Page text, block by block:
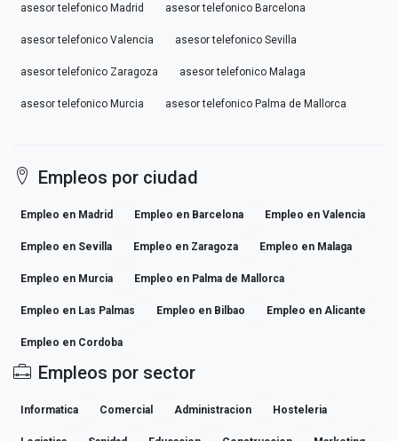
asesor telefonico Madrid asesor telefonico Barcelona
asesor telefonico Valencia asesor telefonico Sevilla
asesor telefonico Zaragoza asesor telefonico Malaga
asesor telefonico Murcia asesor telefonico Palma de Mallorca
Empleos por ciudad
Empleo en Madrid Empleo en Barcelona Empleo en Valencia
Empleo en Sevilla Empleo en Zaragoza Empleo en Malaga
Empleo en Murcia Empleo en Palma de Mallorca
Empleo en Las Palmas Empleo en Bilbao Empleo en Alicante
Empleo en Cordoba
Empleos por sector
Informatica Comercial Administracion Hosteleria